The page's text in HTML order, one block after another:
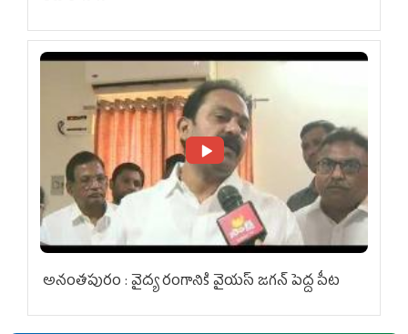
అనంతపురం : వైద్య రంగానికి వైయ‌స్ జ‌గ‌న్ పెద్ద పీట